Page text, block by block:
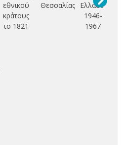
εθνικού
κράτους
το 1821
Θεσσαλίας Ελλάδα,
1946-
1967